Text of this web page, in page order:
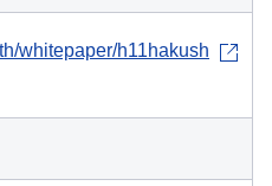
whitepaper/h11hakush